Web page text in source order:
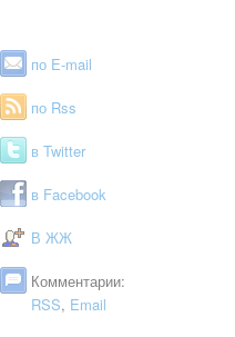
по E-mail
по Rss
в Twitter
в Facebook
В ЖЖ
Комментарии:
RSS, Email